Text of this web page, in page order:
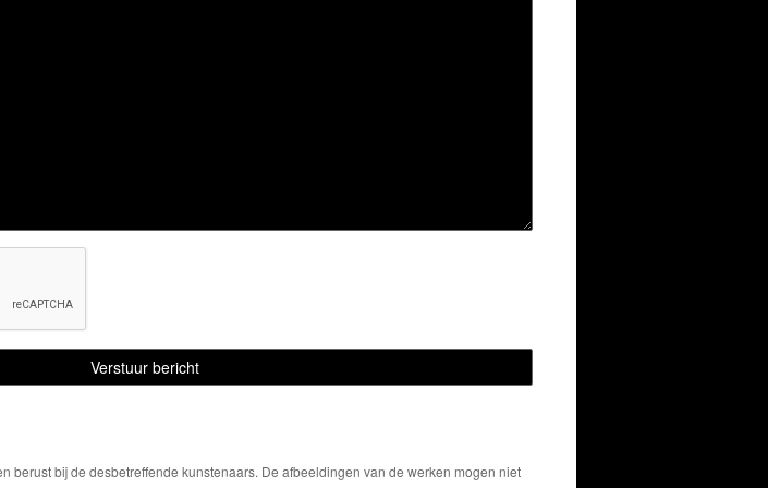
berust bij de desbetreffende kunstenaars. De afbeeldingen van de werken mogen niet